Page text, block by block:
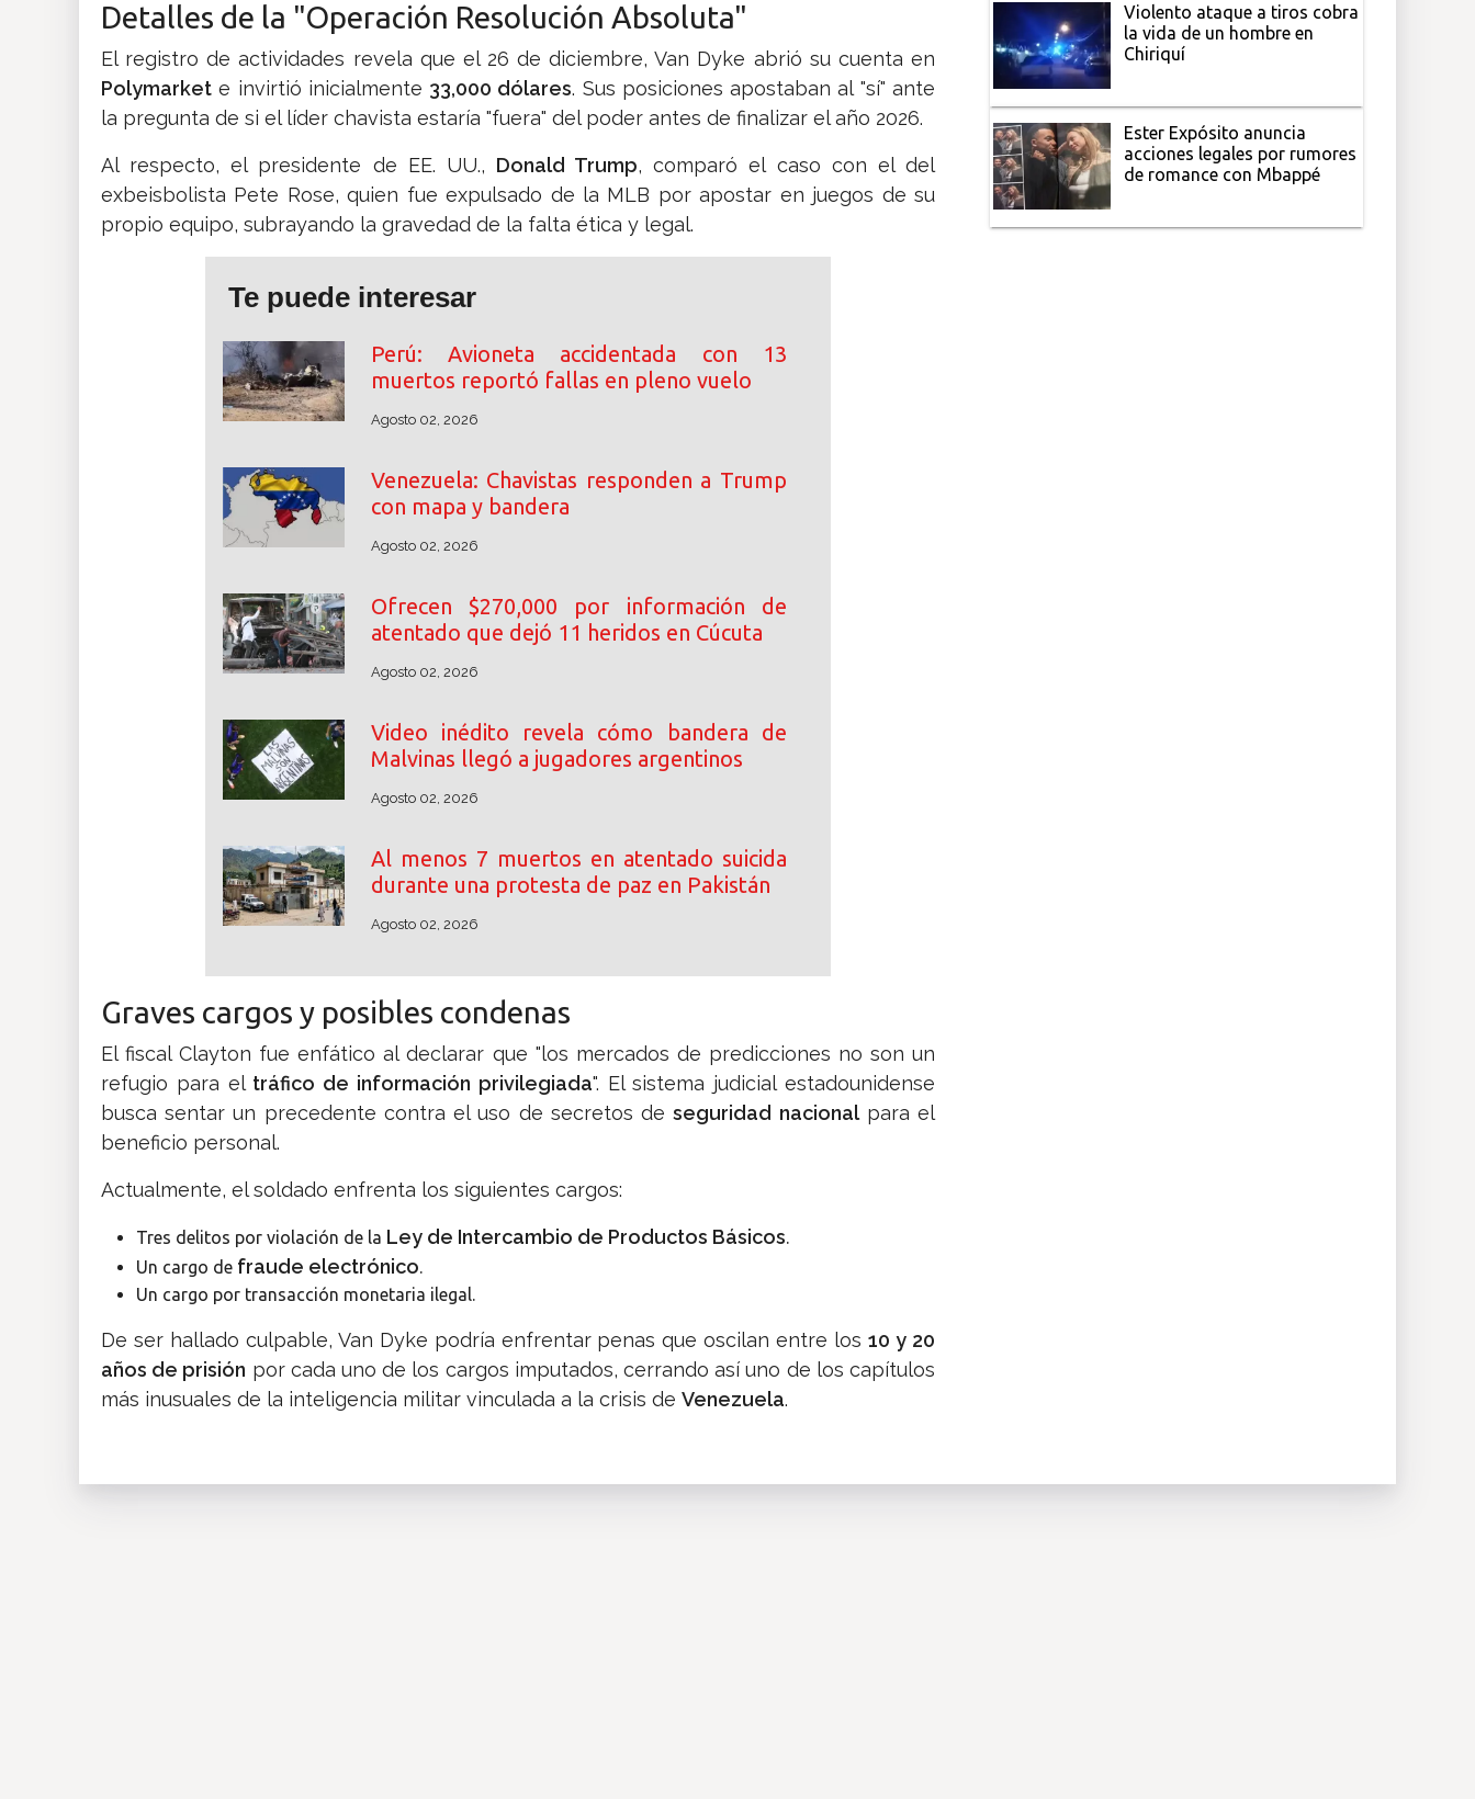
​Detalles de la "Operación Resolución Absoluta"
​El registro de actividades revela que el 26 de diciembre, Van Dyke abrió su cuenta en
Polymarket e invirtió inicialmente 33,000 dólares. Sus posiciones apostaban al "sí" ante
la pregunta de si el líder chavista estaría "fuera" del poder antes de finalizar el año 2026.
​Al respecto, el presidente de EE. UU., Donald Trump, comparó el caso con el del
exbeisbolista Pete Rose, quien fue expulsado de la MLB por apostar en juegos de su
propio equipo, subrayando la gravedad de la falta ética y legal.
Te puede interesar
Perú: Avioneta accidentada con 13
muertos reportó fallas en pleno vuelo
Agosto 02, 2026
Venezuela: Chavistas responden a Trump
con mapa y bandera
Agosto 02, 2026
Ofrecen $270,000 por información de
atentado que dejó 11 heridos en Cúcuta
Agosto 02, 2026
Video inédito revela cómo bandera de
Malvinas llegó a jugadores argentinos
Agosto 02, 2026
Al menos 7 muertos en atentado suicida
durante una protesta de paz en Pakistán
Agosto 02, 2026
​Graves cargos y posibles condenas
​El fiscal Clayton fue enfático al declarar que "los mercados de predicciones no son un
refugio para el tráfico de información privilegiada". El sistema judicial estadounidense
busca sentar un precedente contra el uso de secretos deseguridad nacionalpara el
beneficio personal.
​Actualmente, el soldado enfrenta los siguientes cargos:
​Tres delitos por violación de la Ley de Intercambio de Productos Básicos.
​Un cargo de fraude electrónico.
​Un cargo por transacción monetaria ilegal.
​De ser hallado culpable, Van Dyke podría enfrentar penas que oscilan entre los10 y 20
años de prisión por cada uno de los cargos imputados, cerrando así uno de los capítulos
más inusuales de la inteligencia militar vinculada a la crisis de Venezuela.
Violento ataque a tiros cobra
la vida de un hombre en
Chiriquí
Ester Expósito anuncia
acciones legales por rumores
de romance con Mbappé